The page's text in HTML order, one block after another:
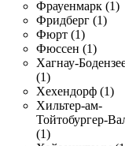
Фрауенмарк (1)
Фридберг (1)
Фюрт (1)
Фюссен (1)
Хагнау-
(1)
Хехендорф (1)
Хильтер-ам-
Тойтобургер-
(1)